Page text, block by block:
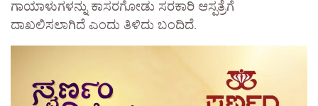
ಗಾಯಾಳುಗಳನ್ನು ಕಾಸರಗೋಡು ಸರಕಾರಿ ಆಸ್ಪತ್ರೆಗೆ
ದಾಖಲಿಸಲಾಗಿದೆ ಎಂದು ತಿಳಿದು ಬಂದಿದೆ.